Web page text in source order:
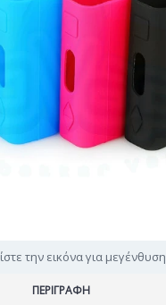
την εικόνα για μεγένθυση
ΠΕΡΙΓΡΑΦΉ